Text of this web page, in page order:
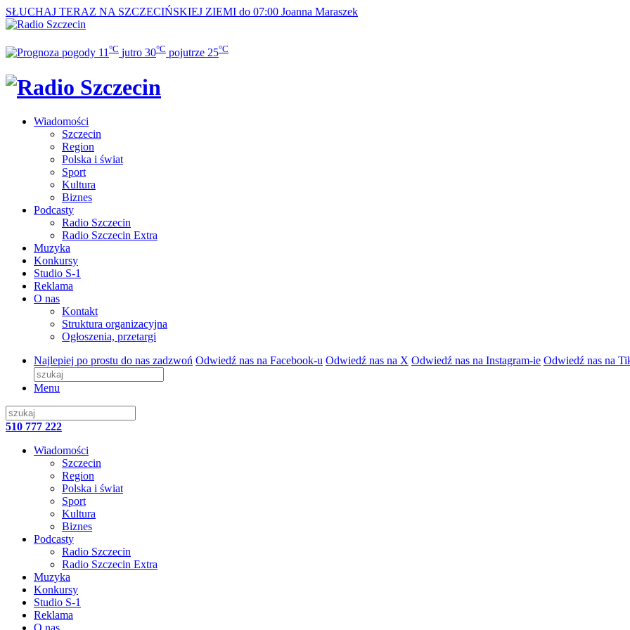
SŁUCHAJ TERAZ NA SZCZECIŃSKIEJ ZIEMI do 07:00 Joanna Maraszek
11 °C jutro 30°C pojutrze 25°C
Wiadomości
Szczecin
Region
Polska i świat
Sport
Kultura
Biznes
Podcasty
Radio Szczecin
Radio Szczecin Extra
Muzyka
Konkursy
Studio S-1
Reklama
O nas
Kontakt
Struktura organizacyjna
Ogłoszenia, przetargi
Najlepiej po prostu do nas zadzwoń Odwiedź nas na Facebook-u Odwiedź nas na X Odwiedź nas na Instagram-ie Odwiedź nas na
Menu
510 777 222
Wiadomości
Szczecin
Region
Polska i świat
Sport
Kultura
Biznes
Podcasty
Radio Szczecin
Radio Szczecin Extra
Muzyka
Konkursy
Studio S-1
Reklama